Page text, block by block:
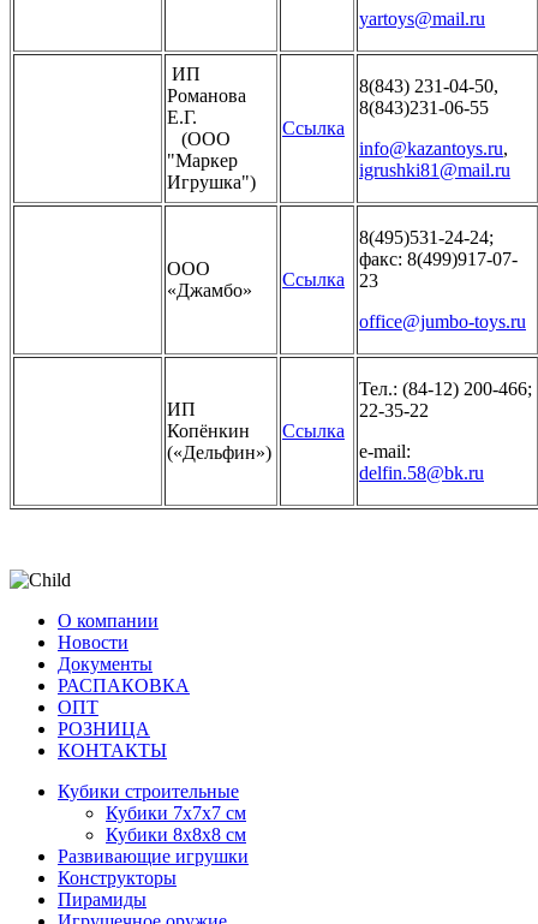
yartoys@mail.ru
ИП
Романова
Е.Г.
(ООО
"Маркер
Игрушка")
Ссылка
8(843) 231-04-50,
8(843)231-06-55
info@kazantoys.ru,
igrushki81@mail.ru
ООО
«Джамбо»
Ссылка
8(495)531-24-24;
факс: 8(499)917-07-
23
office@jumbo-toys.ru
ИП
Копёнкин
(«Дельфин»)
Ссылка
Тел.: (84-12) 200-466;
22-35-22
e-mail:
delfin.58@bk.ru
О компании
Новости
Документы
РАСПАКОВКА
OПТ
PОЗНИЦА
КОНТАКТЫ
Кубики строительные
Кубики 7х7х7 см
Кубики 8х8х8 см
Развивающие игрушки
Конструкторы
Пирамиды